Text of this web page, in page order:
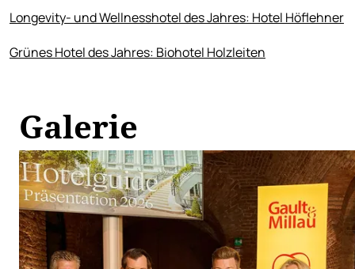
Longevity- und Wellnesshotel des Jahres: Hotel Höflehner
Grünes Hotel des Jahres: Biohotel Holzleiten
Galerie